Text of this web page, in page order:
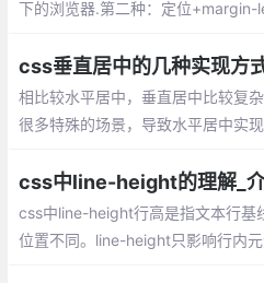
下的浏览器.第二种：定位
css垂直居中的几种实现方
相比较水平居中，垂直居中比较复
很多特殊的场景，导致水平居中实
css中line-height的理解_
css中line-height行高是指文本行基
位置不同。line-height只影响行内